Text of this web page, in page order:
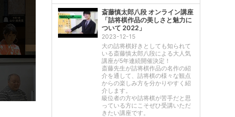
斎藤慎太郎八段 オンライン講座
「詰将棋作品の美しさと魅力に
ついて 2022」
2023-12-15
大の詰将棋好きとしても知られて
いる斎藤慎太郎八段による大人気
講座が5年連続開催決定！
斎藤先生が詰将棋作品の名作の紹
介を通して、詰将棋の様々な観点
からの楽しみ方を分かりやすく紹
介します。
級位者の方や詰将棋が苦手だと思
っている方にこそぜひ受講いただ
きたい講座です。